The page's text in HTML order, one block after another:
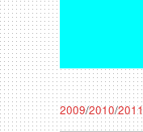
2009/2010/2011